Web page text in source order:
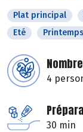
Plat principal
Eté
Printemps
4
30 min